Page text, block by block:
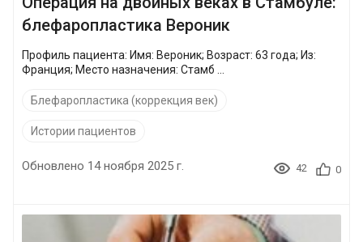
блефаропластика Вероник
Профиль пациента: Имя: Вероник; Возраст: 63 года; Из:
Франция; Место назначения: Стамб ...
Блефаропластика (коррекция век)
Истории пациентов
Обновлено 14 ноября 2025 г. 42 0